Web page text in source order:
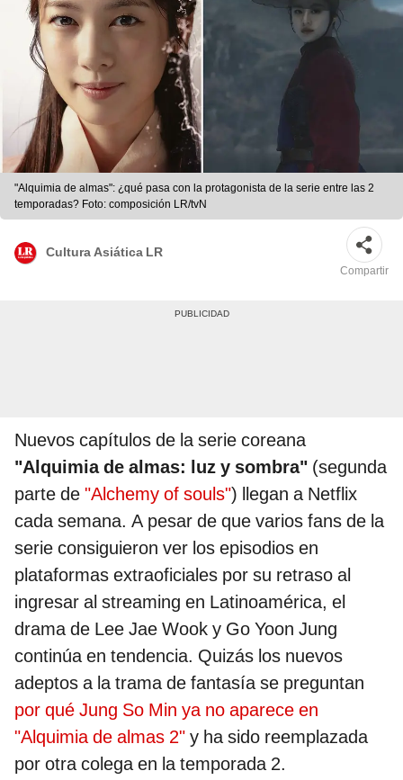
"Alquimia de almas": ¿qué pasa con la protagonista de la serie entre las 2
temporadas? Foto: composición LR/tvN
Cultura Asiática LR
Compartir
Nuevos capítulos de la serie coreana
"Alquimia de almas: luz y sombra" (segunda
parte de "Alchemy of souls") llegan a Netflix
cada semana. A pesar de que varios fans de la
serie consiguieron ver los episodios en
plataformas extraoficiales por su retraso al
ingresar al streaming en Latinoamérica, el
drama de Lee Jae Wook y Go Yoon Jung
continúa en tendencia. Quizás los nuevos
adeptos a la trama de fantasía se preguntan
por qué Jung So Min ya no aparece en
"Alquimia de almas 2" y ha sido reemplazada
por otra colega en la temporada 2.